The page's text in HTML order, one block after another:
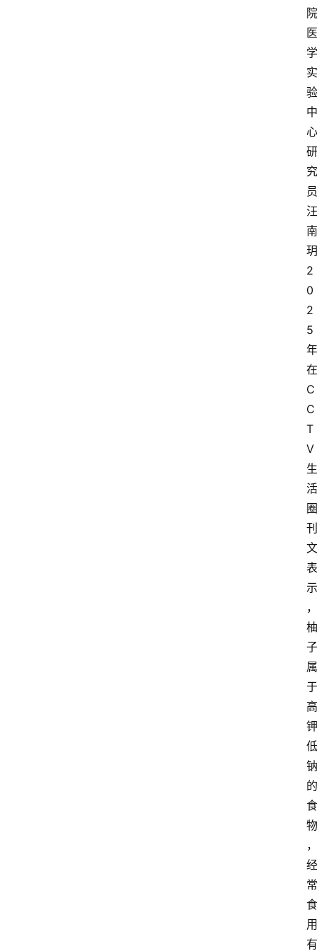
院
医
学
实
验
中
心
研
究
员
汪
南
玥
2
0
2
5
年
在
C
C
T
V
生
活
圈
刊
文
表
示
，
柚
子
属
于
高
钾
低
钠
的
食
物
，
经
常
食
用
有